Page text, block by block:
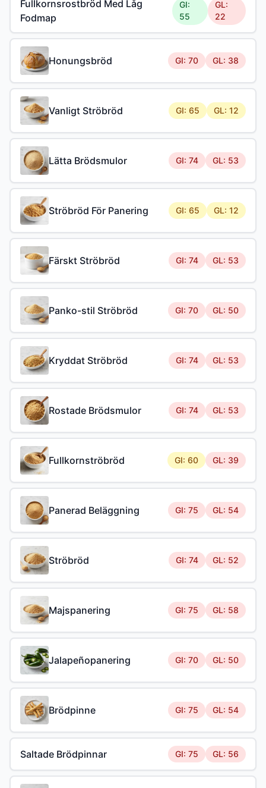
Fullkornsrostbröd Med Låg
Fodmap
GI:
55
GL:
22
Honungsbröd GI: 70 GL: 38
Vanligt Ströbröd GI: 65 GL: 12
Lätta Brödsmulor GI: 74 GL: 53
Ströbröd För Panering GI: 65 GL: 12
Färskt Ströbröd GI: 74 GL: 53
Panko-stil Ströbröd GI: 70 GL: 50
Kryddat Ströbröd GI: 74 GL: 53
Rostade Brödsmulor GI: 74 GL: 53
Fullkornströbröd GI: 60 GL: 39
Panerad Beläggning GI: 75 GL: 54
Ströbröd GI: 74 GL: 52
Majspanering GI: 75 GL: 58
Jalapeñopanering GI: 70 GL: 50
Brödpinne GI: 75 GL: 54
Saltade Brödpinnar GI: 75 GL: 56